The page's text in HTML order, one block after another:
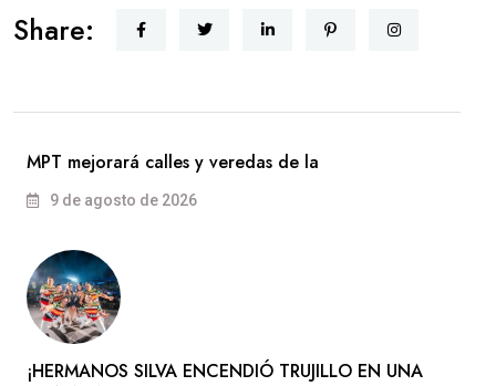
Share:
MPT mejorará calles y veredas de la
9 de agosto de 2026
​¡HERMANOS SILVA ENCENDIÓ TRUJILLO EN UNA